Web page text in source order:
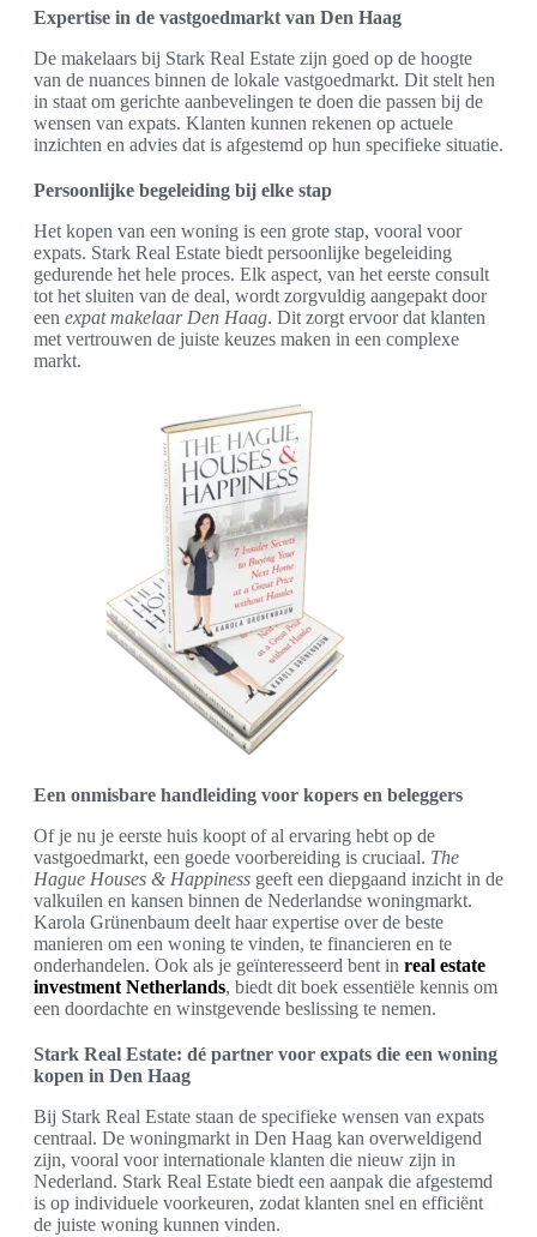
Expertise in de vastgoedmarkt van Den Haag
De makelaars bij Stark Real Estate zijn goed op de hoogte
van de nuances binnen de lokale vastgoedmarkt. Dit stelt hen
in staat om gerichte aanbevelingen te doen die passen bij de
wensen van expats. Klanten kunnen rekenen op actuele
inzichten en advies dat is afgestemd op hun specifieke situatie.
Persoonlijke begeleiding bij elke stap
Het kopen van een woning is een grote stap, vooral voor
expats. Stark Real Estate biedt persoonlijke begeleiding
gedurende het hele proces. Elk aspect, van het eerste consult
tot het sluiten van de deal, wordt zorgvuldig aangepakt door
een expat makelaar Den Haag. Dit zorgt ervoor dat klanten
met vertrouwen de juiste keuzes maken in een complexe
markt.
Een onmisbare handleiding voor kopers en beleggers
Of je nu je eerste huis koopt of al ervaring hebt op de
vastgoedmarkt, een goede voorbereiding is cruciaal. The
Hague Houses & Happiness geeft een diepgaand inzicht in de
valkuilen en kansen binnen de Nederlandse woningmarkt.
Karola Grünenbaum deelt haar expertise over de beste
manieren om een woning te vinden, te financieren en te
onderhandelen. Ook als je geïnteresseerd bent in real estate
investment Netherlands, biedt dit boek essentiële kennis om
een doordachte en winstgevende beslissing te nemen.
Stark Real Estate: dé partner voor expats die een woning
kopen in Den Haag
Bij Stark Real Estate staan de specifieke wensen van expats
centraal. De woningmarkt in Den Haag kan overweldigend
zijn, vooral voor internationale klanten die nieuw zijn in
Nederland. Stark Real Estate biedt een aanpak die afgestemd
is op individuele voorkeuren, zodat klanten snel en efficiënt
de juiste woning kunnen vinden.